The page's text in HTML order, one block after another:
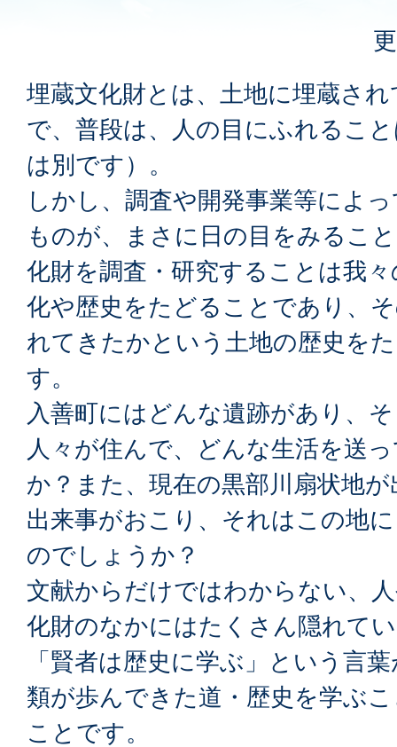
埋蔵文化財とは、土地に埋蔵さ
で、普段は、人の目にふれるこ
は別です）。
しかし、調査や開発事業等によ
ものが、まさに日の目をみるこ
化財を調査・研究することは我
化や歴史をたどることであり、
れてきたかという土地の歴史を
す。
入善町にはどんな遺跡があり、
人々が住んで、どんな生活を送
か？また、現在の黒部川扇状地
出来事がおこり、それはこの地
のでしょうか？
文献からだけではわからない、
化財のなかにはたくさん隠れて
「賢者は歴史に学ぶ」という言
類が歩んできた道・歴史を学ぶ
ことです。